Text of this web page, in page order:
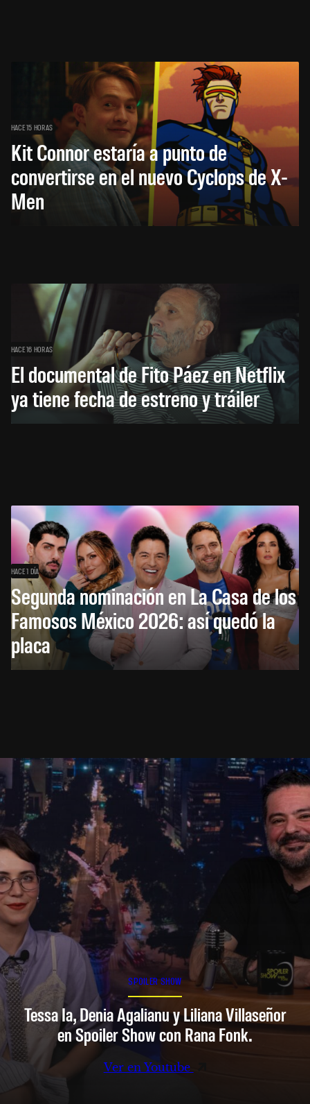
HACE 15 HORAS
Kit Connor estaría a punto de
convertirse en el nuevo Cyclops de X-
Men
HACE 16 HORAS
El documental de Fito Páez en Netflix
ya tiene fecha de estreno y tráiler
HACE 1 DÍA
Segunda nominación en La Casa de los
Famosos México 2026: así quedó la
placa
SPOILER SHOW
Tessa Ia, Denia Agalianu y Liliana Villaseñor
en Spoiler Show con Rana Fonk.
Ver en Youtube